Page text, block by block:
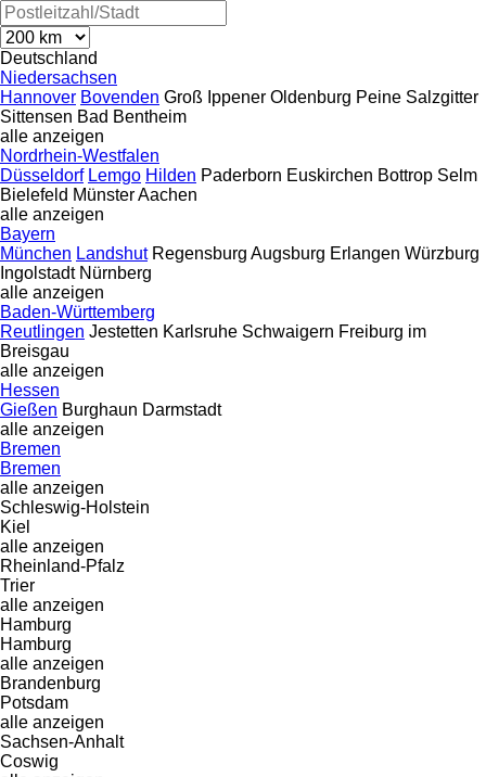
Deutschland
Niedersachsen
Hannover Bovenden Groß Ippener Oldenburg Peine Salzgitter
Sittensen Bad Bentheim
alle anzeigen
Nordrhein-Westfalen
Düsseldorf Lemgo Hilden Paderborn Euskirchen Bottrop Selm
Bielefeld MünsterAachen
alle anzeigen
Bayern
München Landshut Regensburg Augsburg Erlangen Würzburg
Ingolstadt Nürnberg
alle anzeigen
Baden-Württemberg
Reutlingen Jestetten Karlsruhe Schwaigern Freiburg im
Breisgau
alle anzeigen
Hessen
Gießen Burghaun Darmstadt
alle anzeigen
Bremen
Bremen
alle anzeigen
Schleswig-Holstein
Kiel
alle anzeigen
Rheinland-Pfalz
Trier
alle anzeigen
Hamburg
Hamburg
alle anzeigen
Brandenburg
Potsdam
alle anzeigen
Sachsen-Anhalt
Coswig